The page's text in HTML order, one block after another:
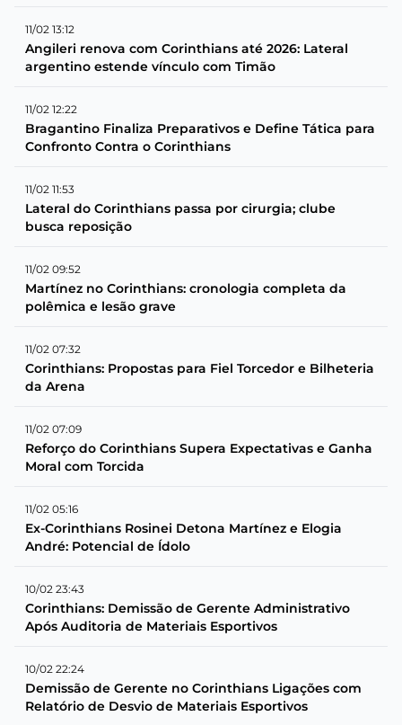
11/02 13:12
Angileri renova com Corinthians até 2026: Lateral
argentino estende vínculo com Timão
11/02 12:22
Bragantino Finaliza Preparativos e Define Tática para
Confronto Contra o Corinthians
11/02 11:53
Lateral do Corinthians passa por cirurgia; clube
busca reposição
11/02 09:52
Martínez no Corinthians: cronologia completa da
polêmica e lesão grave
11/02 07:32
Corinthians: Propostas para Fiel Torcedor e Bilheteria
da Arena
11/02 07:09
Reforço do Corinthians Supera Expectativas e Ganha
Moral com Torcida
11/02 05:16
Ex-Corinthians Rosinei Detona Martínez e Elogia
André: Potencial de Ídolo
10/02 23:43
Corinthians: Demissão de Gerente Administrativo
Após Auditoria de Materiais Esportivos
10/02 22:24
Demissão de Gerente no Corinthians Ligações com
Relatório de Desvio de Materiais Esportivos